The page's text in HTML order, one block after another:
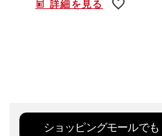
詳細を見る
ショッピングモールでも